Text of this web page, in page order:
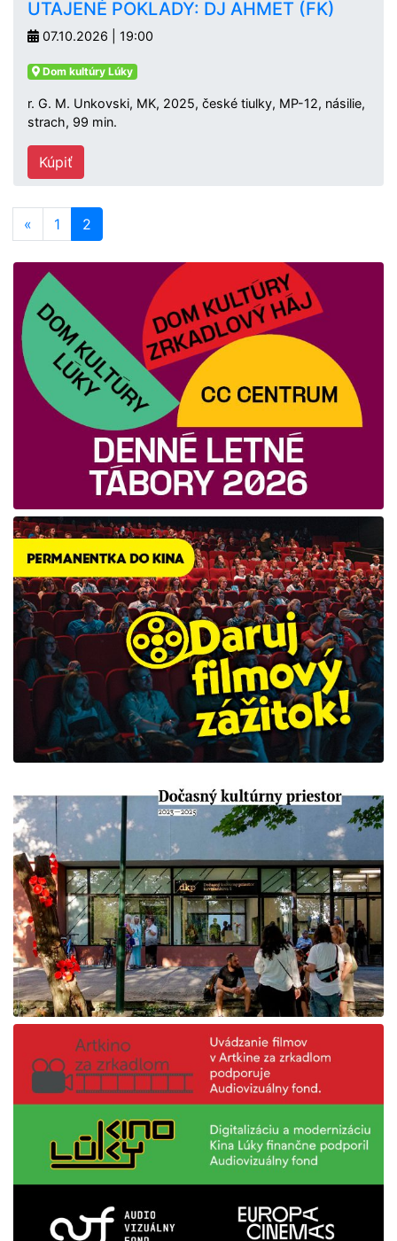
UTAJENÉ POKLADY: DJ AHMET (FK)
07.10.2026 | 19:00
Dom kultúry Lúky
r. G. M. Unkovski, MK, 2025, české tiulky, MP-12, násilie,
strach, 99 min.
Kúpiť
« 1 2